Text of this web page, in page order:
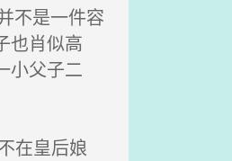
不是一件容
也肖似高
小父子二
在皇后娘